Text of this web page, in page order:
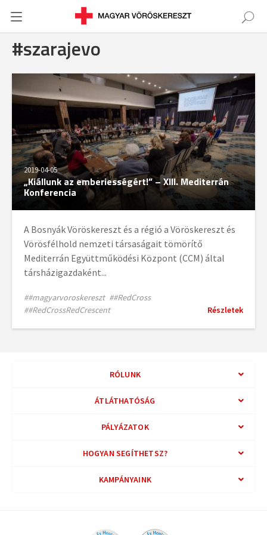
#szarajevo
2019-04-05
„Kiállunk az emberiességért!” – XIII. Mediterrán
Konferencia
A Bosnyák Vöröskereszt és a régió a Vöröskereszt és
Vörösfélhold nemzeti társaságait tömörítő
Mediterrán Együttműködési Központ (CCM) által
társházigazdaként...
##magyarvoroskereszt ##RedCross
##RedCrossRedCrescent
Részletek
RÓLUNK
ÁTLÁTHATÓSÁG
PÁLYÁZATOK
HOGYAN SEGÍTHETSZ?
KAMPÁNYAINK